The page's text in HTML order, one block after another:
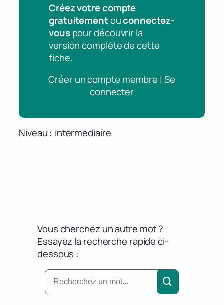
Créez votre compte
gratuitementouconnectez-
vouspour découvrir la
version complète de cette
fiche.
Créer un compte membre | Se
connecter
Niveau intermediaire
Vous cherchez un autre mot ?
Essayez la recherche rapide ci-
dessous :